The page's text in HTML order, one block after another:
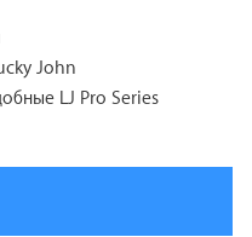
John
LJ Pro Series